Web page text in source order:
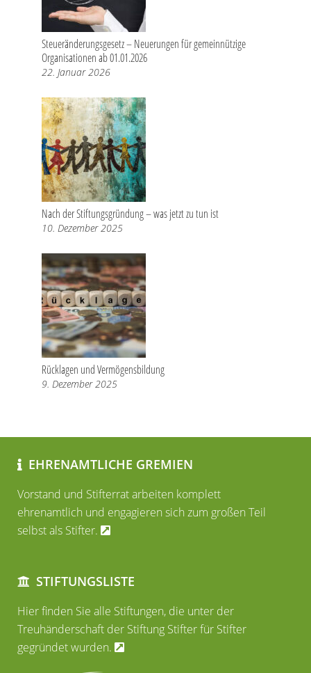
Steueränderungsgesetz – Neuerungen für gemeinnützige
Organisationen ab 01.01.2026
22. Januar 2026
Nach der Stiftungsgründung – was jetzt zu tun ist
10. Dezember 2025
Rücklagen und Vermögensbildung
9. Dezember 2025
EHRENAMTLICHE GREMIEN
Vorstand und Stifterrat arbeiten komplett
ehrenamtlich und engagieren sich zum großen Teil
selbst als Stifter.
STIFTUNGSLISTE
Hier finden Sie alle Stiftungen, die unter der
Treuhänderschaft der Stiftung Stifter für Stifter
gegründet wurden.